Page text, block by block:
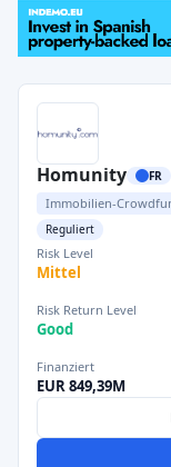
Homunity FR
Immobilien-
Reguliert
Risk Level
Mittel
Risk Return Level
Good
Finanziert
EUR 849,39M